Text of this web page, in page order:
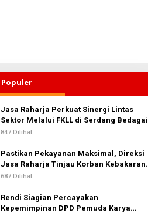
Populer
Jasa Raharja Perkuat Sinergi Lintas
Sektor Melalui FKLL di Serdang Bedagai
847 Dilihat
Pastikan Pekayanan Maksimal, Direksi
Jasa Raharja Tinjau Korban Kebakaran
KM Mutiara Sentosa II
687 Dilihat
Rendi Siagian Percayakan
Kepemimpinan DPD Pemuda Karya